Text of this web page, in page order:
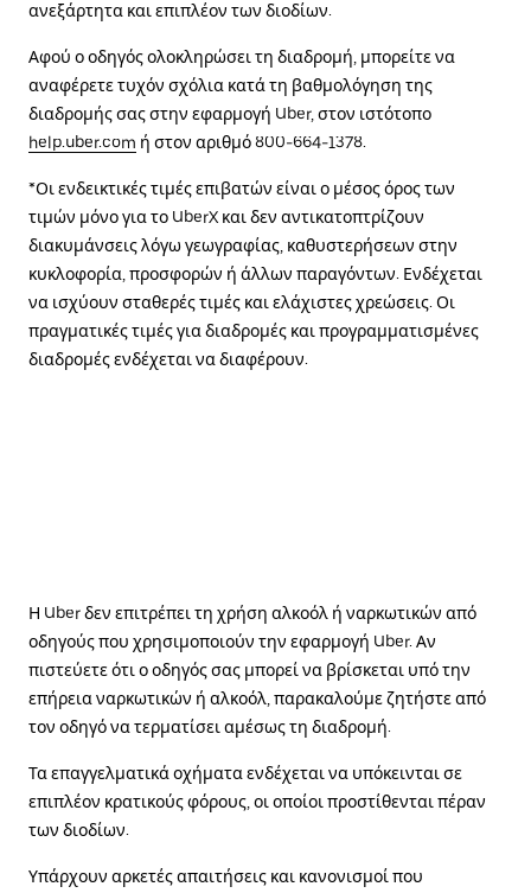
ανεξάρτητα και επιπλέον των διοδίων.
Αφού ο οδηγός ολοκληρώσει τη διαδρομή, μπορείτε να
αναφέρετε τυχόν σχόλια κατά τη βαθμολόγηση της
διαδρομής σας στην εφαρμογή Uber, στον ιστότοπο
help.uber.com ή στον αριθμό 800-664-1378.
*Οι ενδεικτικές τιμές επιβατών είναι ο μέσος όρος των
τιμών μόνο για το UberX και δεν αντικατοπτρίζουν
διακυμάνσεις λόγω γεωγραφίας, καθυστερήσεων στην
κυκλοφορία, προσφορών ή άλλων παραγόντων. Ενδέχεται
να ισχύουν σταθερές τιμές και ελάχιστες χρεώσεις. Οι
πραγματικές τιμές για διαδρομές και προγραμματισμένες
διαδρομές ενδέχεται να διαφέρουν.
Η Uber δεν επιτρέπει τη χρήση αλκοόλ ή ναρκωτικών από
οδηγούς που χρησιμοποιούν την εφαρμογή Uber. Αν
πιστεύετε ότι ο οδηγός σας μπορεί να βρίσκεται υπό την
επήρεια ναρκωτικών ή αλκοόλ, παρακαλούμε ζητήστε από
τον οδηγό να τερματίσει αμέσως τη διαδρομή.
Τα επαγγελματικά οχήματα ενδέχεται να υπόκεινται σε
επιπλέον κρατικούς φόρους, οι οποίοι προστίθενται πέραν
των διοδίων.
Υπάρχουν αρκετές απαιτήσεις και κανονισμοί που